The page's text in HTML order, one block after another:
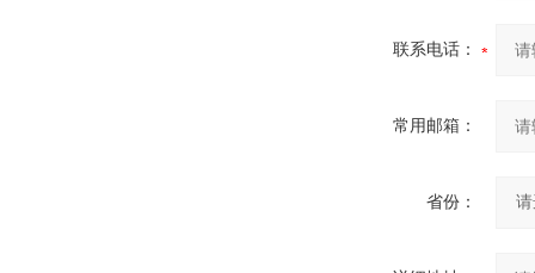
联系电话：
常用邮箱：
省份：